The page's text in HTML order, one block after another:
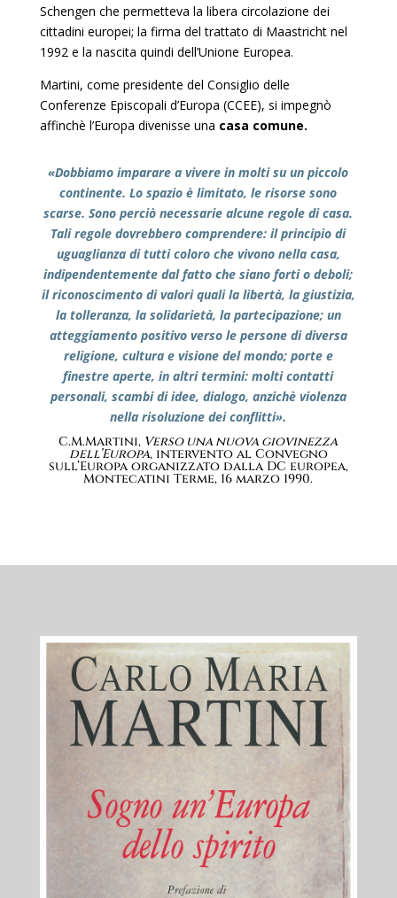
Schengen che permetteva la libera circolazione dei
cittadini europei; la firma del trattato di Maastricht nel
1992 e la nascita quindi dell’Unione Europea.
Martini, come presidente del Consiglio delle
Conferenze Episcopali d’Europa (CCEE), si impegnò
affinchè l’Europa divenisse una casa comune.
«Dobbiamo imparare a vivere in molti su un piccolo
continente. Lo spazio è limitato, le risorse sono
scarse. Sono perciò necessarie alcune regole di casa.
Tali regole dovrebbero comprendere: il principio di
uguaglianza di tutti coloro che vivono nella casa,
indipendentemente dal fatto che siano forti o deboli;
il riconoscimento di valori quali la libertà, la giustizia,
la tolleranza, la solidarietà, la partecipazione; un
atteggiamento positivo verso le persone di diversa
religione, cultura e visione del mondo; porte e
finestre aperte, in altri termini: molti contatti
personali, scambi di idee, dialogo, anzichè violenza
nella risoluzione dei conflitti».
C.M.Martini, Verso una nuova giovinezza
dell’Europa, intervento al Convegno
sull’Europa organizzato dalla DC europea,
Montecatini Terme, 16 marzo 1990.